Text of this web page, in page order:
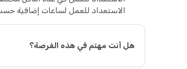
الاستعداد للعمل لساعات إضافية
هل أنت مهتم في هذه الفرصة؟